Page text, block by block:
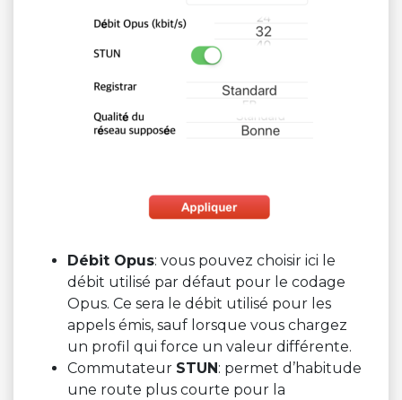
Débit Opus: vous pouvez choisir ici le
débit utilisé par défaut pour le codage
Opus. Ce sera le débit utilisé pour les
appels émis, sauf lorsque vous chargez
un profil qui force un valeur différente.
Commutateur STUN : permet d’habitude
une route plus courte pour la